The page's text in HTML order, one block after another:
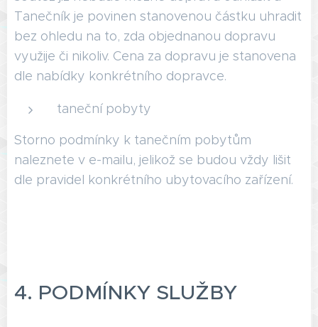
Tanečník je povinen stanovenou částku uhradit
bez ohledu na to, zda objednanou dopravu
využije či nikoliv. Cena za dopravu je stanovena
dle nabídky konkrétního dopravce.
taneční pobyty
Storno podmínky k tanečním pobytům
naleznete v e-mailu, jelikož se budou vždy lišit
dle pravidel konkrétního ubytovacího zařízení.
4. ‍PODMÍNKY SLUŽBY